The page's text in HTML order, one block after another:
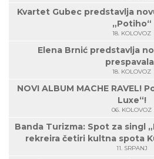
Kvartet Gubec predstavlja
„Potiho“
18. KOLOVOZ
Elena Brnić predstavlja
18. KOLOVOZ
NOVI ALBUM MACHE RAVEL!
Luxe“!
06. KOLOVOZ
Banda Turizma: Spot za singl
rekreira četiri kultna spota
11. SRPANJ